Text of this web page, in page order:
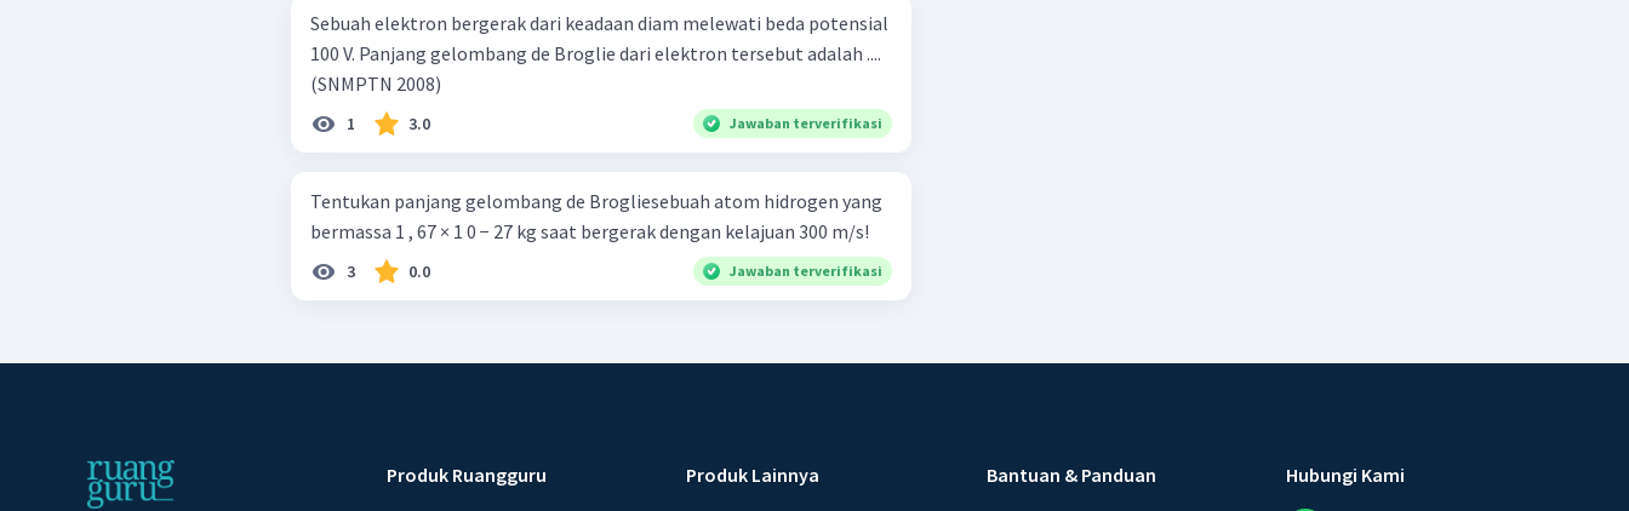
Sebuah elektron bergerak dari keadaan diam melewati beda potensial
100 V. Panjang gelombang de Broglie dari elektron tersebut adalah ....
(SNMPTN 2008)
1 3.0 Jawaban terverifikasi
Tentukan panjang gelombang de Brogliesebuah atom hidrogen yang
bermassa 1 , 67 × 1 0 − 27 kg saat bergerak dengan kelajuan 300 m/s!
3 0.0 Jawaban terverifikasi
Produk Ruangguru Produk Lainnya Bantuan & Panduan Hubungi Kami